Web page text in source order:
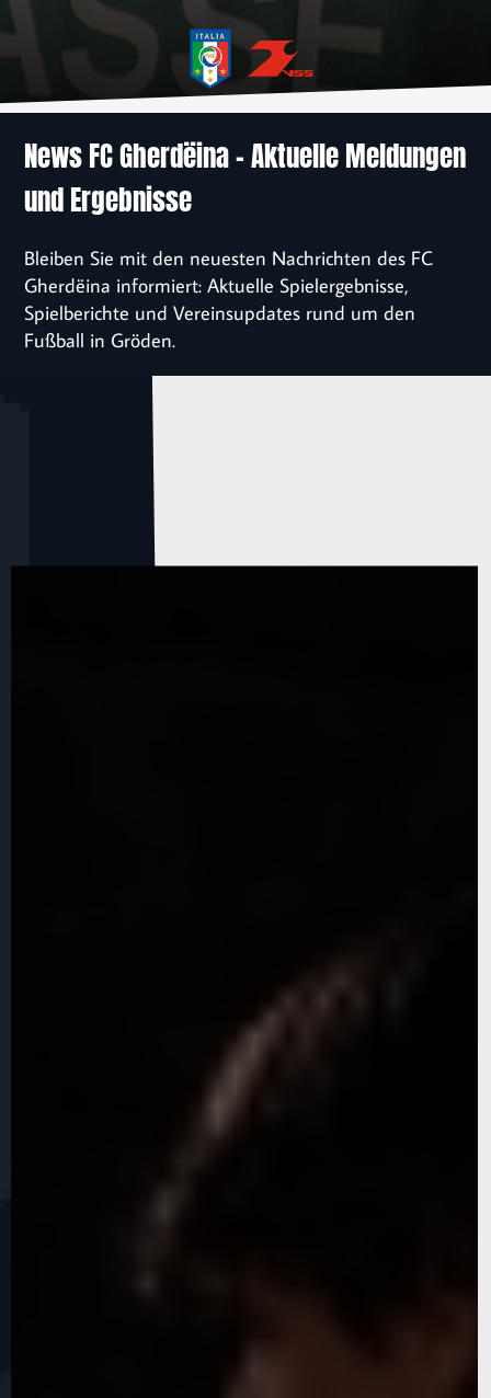
News
Verein
Sponsoren
Einschreibung
News FC Gherdëina – Aktuelle Meldungen
und Ergebnisse
Bleiben Sie mit den neuesten Nachrichten des FC
Gherdëina informiert: Aktuelle Spielergebnisse,
Spielberichte und Vereinsupdates rund um den
Fußball in Gröden.